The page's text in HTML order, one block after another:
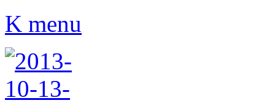
K menu